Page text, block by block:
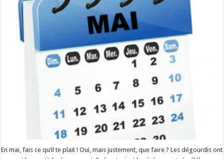
En mai, fais ce qu’il te plait ! Oui, mais justement, que faire ? Les dégourdis ont